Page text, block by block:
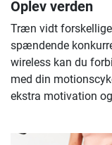
Oplev verden
Træn vidt forskellige
spændende
wireless kan du
med din
ekstra motivation